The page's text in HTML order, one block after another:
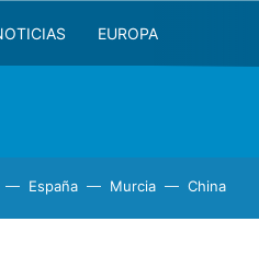
EUROPA
España Murcia China